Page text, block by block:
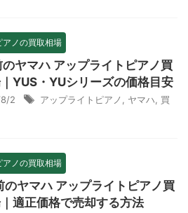
アノの買取相場
ヤマハ アップライトピアノ買
YUS・YUシリーズの価格目安
2 アップライトピアノ ヤマハ
買
アノの買取相場
ヤマハ アップライトピアノ買
適正価格で売却する方法